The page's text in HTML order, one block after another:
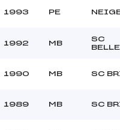
1993 PE
1992 MB
SC
1990 MB SC
1989 MB SC